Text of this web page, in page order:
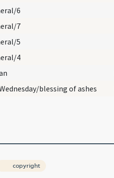
6
7
5
4
blessing of ashes
copyright